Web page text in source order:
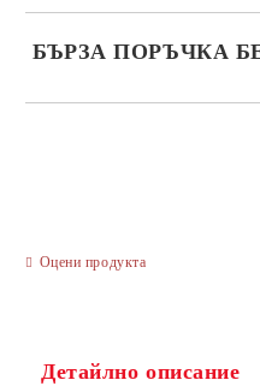
БЪРЗА ПОРЪЧКА
Оцени продукта
Детайлно описание